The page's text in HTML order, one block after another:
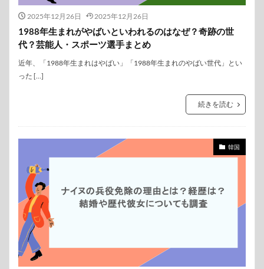
2025年12月26日 2025年12月26日
1988年生まれがやばいといわれるのはなぜ？奇跡の世
代？芸能人・スポーツ選手まとめ
近年、「1988年生まれはやばい」「1988年生まれのやばい世代」とい
った […]
続きを読む
韓国